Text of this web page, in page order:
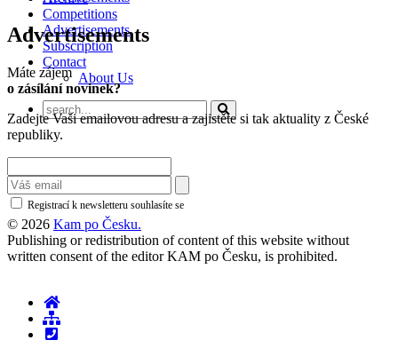
Competitions
Advertisements
Subscription
Contact
About Us
Advertisements
Máte zájem
o zásílání novinek?
Zadejte Vaši emailovou adresu a zajistěte si tak aktuality z České
republiky.
Registrací k newsletteru souhlasíte se
© 2026 Kam po Česku.
Publishing or redistribution of content of this website without
written consent of the editor KAM po Česku, is prohibited.